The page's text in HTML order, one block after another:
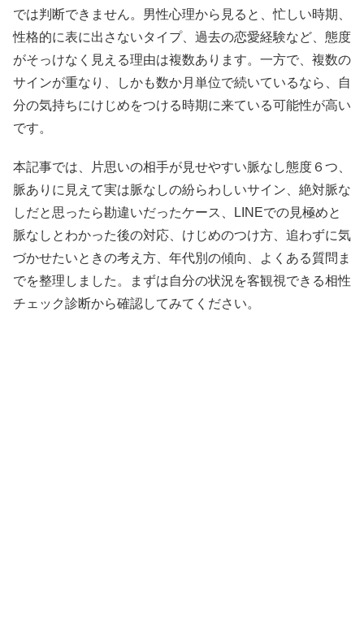
では判断できません。男性心理から見ると、忙しい時期、
性格的に表に出さないタイプ、過去の恋愛経験など、態度
がそっけなく見える理由は複数あります。一方で、複数の
サインが重なり、しかも数か月単位で続いているなら、自
分の気持ちにけじめをつける時期に来ている可能性が高い
です。
本記事では、片思いの相手が見せやすい脈なし態度６つ、
脈ありに見えて実は脈なしの紛らわしいサイン、絶対脈な
しだと思ったら勘違いだったケース、LINEでの見極めと
脈なしとわかった後の対応、けじめのつけ方、追わずに気
づかせたいときの考え方、年代別の傾向、よくある質問ま
でを整理しました。まずは自分の状況を客観視できる相性
チェック診断から確認してみてください。